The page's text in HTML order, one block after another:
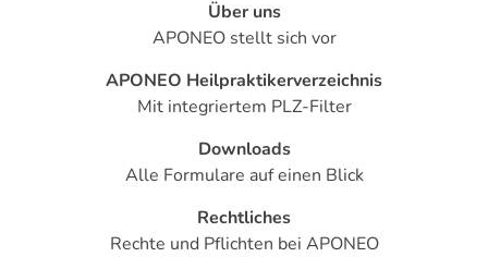
Über uns
APONEO stellt sich vor
APONEO Heilpraktikerverzeichnis
Mit integriertem PLZ-Filter
Downloads
Alle Formulare auf einen Blick
Rechtliches
Rechte und Pflichten bei APONEO